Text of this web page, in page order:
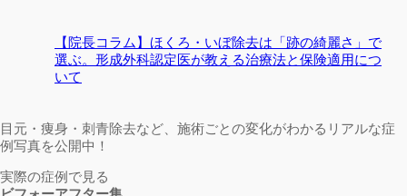
【院長コラム】ほくろ・いぼ除去は「跡の綺麗さ」で
選ぶ。形成外科認定医が教える治療法と保険適用につ
いて
目元・痩身・刺青除去など、施術ごとの変化がわかるリアルな症
例写真を公開中！
実際の症例で見る